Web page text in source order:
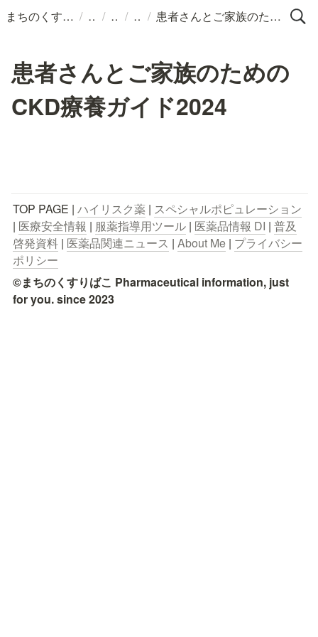
まちのくすりばこ / / / / 患者さんとご家族のためのCKD療養ガイド2024
患者さんとご家族のための
CKD療養ガイド2024
TOP PAGE | ハイリスク薬 | スペシャルポピュレーション
| 医療安全情報 | 服薬指導用ツール | 医薬品情報 DI | 普及
啓発資料 | 医薬品関連ニュース | About Me | プライバシー
ポリシー
©まちのくすりばこ Pharmaceutical information, just
for you. since 2023